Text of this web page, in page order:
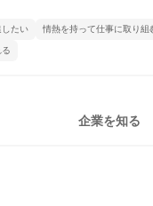
たい 情熱を持って仕事に取り組
企業を知る